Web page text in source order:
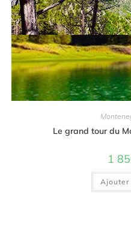
Le grand tour du
1
Ajouter